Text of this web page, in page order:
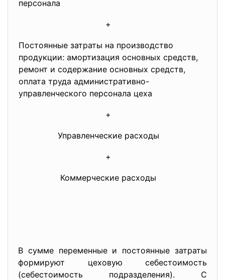
персонала
+
Постоянные затраты на производство
продукции: амортизация основных средств,
ремонт и содержание основных средств,
оплата труда административно-
управленческого персонала цеха
+
Управленческие расходы
+
Коммерческие расходы
В сумме переменные и постоянные затраты
формируют цеховую себестоимость
(себестоимость подразделения). С